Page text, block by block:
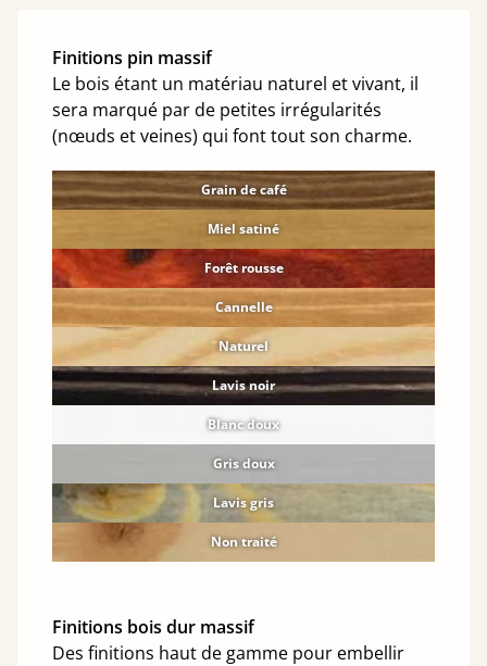
Finitions pin massif
Le bois étant un matériau naturel et vivant, il
sera marqué par de petites irrégularités
(nœuds et veines) qui font tout son charme.
Grain de café
Miel satiné
Forêt rousse
Cannelle
Naturel
Lavis noir
Blanc doux
Gris doux
Lavis gris
Non traité
Finitions bois dur massif
Des finitions haut de gamme pour embellir